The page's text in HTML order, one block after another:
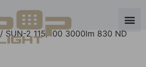
/ SUN-2 115/100 3000lm 830 ND